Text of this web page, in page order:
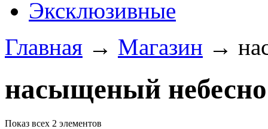
Эксклюзивные
Главная → Магазин →
насыщеный небесно
Показ всех 2 элементов